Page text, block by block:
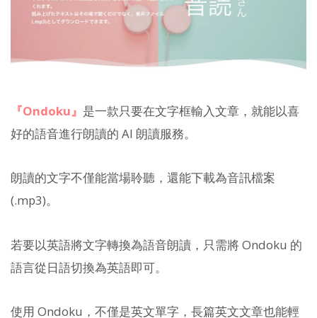
『Ondoku』 是一款只要在文字框輸入文章，就能以喜
好的語音進行朗讀的 AI 朗讀服務。
朗讀的文字不僅能當場聆聽，還能下載為音訊檔案
(.mp3)。
若要以英語將文字轉換為語音朗讀，只需將 Ondoku 的
語言從日語切換為英語即可。
使用 Ondoku，不僅是英文單字，長篇英文文章也能輕